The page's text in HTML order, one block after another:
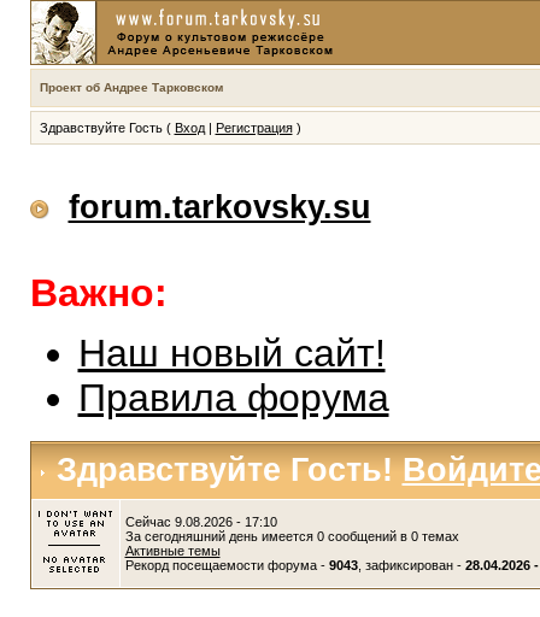
Проект об Андрее Тарковском
Здравствуйте Гость ( Вход| Регистрация)
forum.tarkovsky.su
Важно:
Наш новый сайт!
Правила форума
Здравствуйте Гость!
Сейчас 9.08.2026 - 17:10
За сегодняшний день имеется 0 сообщений в 0 темах
Активные темы
Рекорд посещаемости форума - 9043, зафиксирован - 28.04.2026